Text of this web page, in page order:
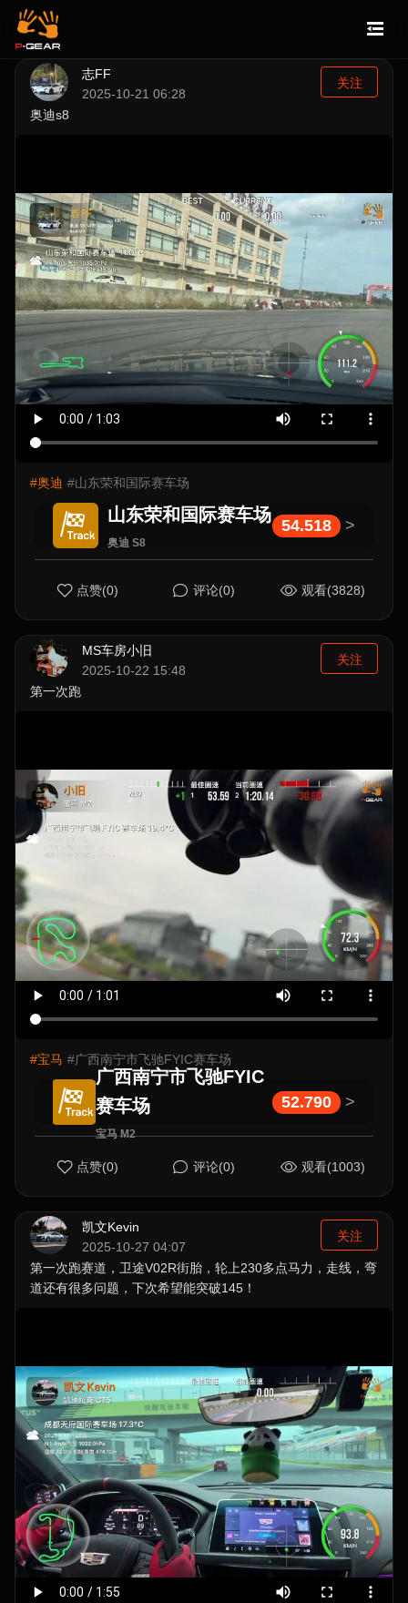
志FF
2025-10-21 06:28
关注
奥迪s8
#奥迪 #山东荣和国际赛车场
山东荣和国际赛车场
奥迪 S8
54.518 >
点赞(0) 评论(0) 观看(3828)
MS车房小旧
2025-10-22 15:48
关注
第一次跑
#宝马 #广西南宁市飞驰FYIC赛车场
广西南宁市飞驰FYIC
赛车场
宝马 M2
52.790 >
点赞(0) 评论(0) 观看(1003)
凯文Kevin
2025-10-27 04:07
关注
第一次跑赛道，卫途V02R街胎，轮上230多点马力，走线，弯
道还有很多问题，下次希望能突破145！